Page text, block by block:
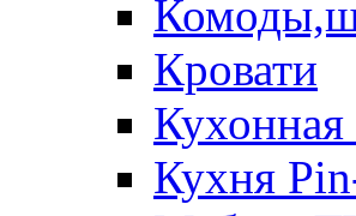
Кровати
Кухонная
Кухня